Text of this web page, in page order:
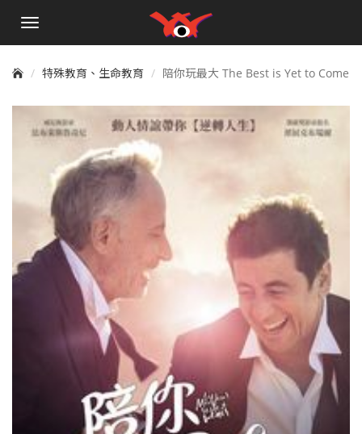
手
單
特殊教育、生命教育 陪你玩最大 The Best is Yet to Come